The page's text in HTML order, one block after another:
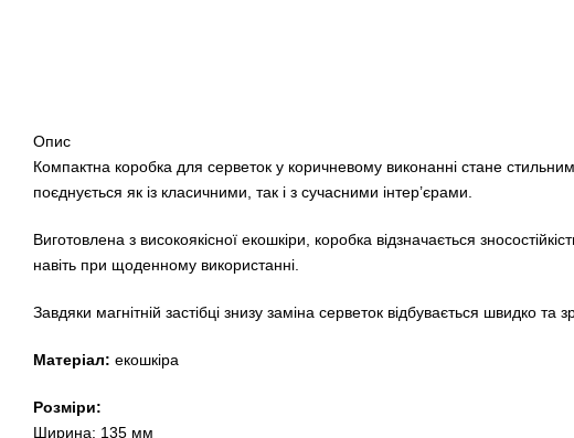
Опис
Компактна коробка для серветок у коричневому виконанні стане
поєднується як із класичними, так і з сучасними інтер’єрами.
Виготовлена з високоякісної екошкіри, коробка відзначається
навіть при щоденному використанні.
Завдяки магнітній застібці знизу заміна серветок відбувається швидко та
Матеріал: екошкіра
Розміри:
Ширина: 135 мм